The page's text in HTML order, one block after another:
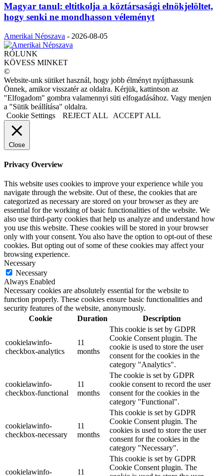
Magyar tanul: eltitkolja a köztársasági elnökjelöltet,
hogy senki ne mondhasson véleményt
Amerikai Népszava - 2026-08-05
RÓLUNK
KÖVESS MINKET
©
Website-unk sütiket használ, hogy jobb élményt nyújthassunk
Önnek, amikor visszatér az oldalra. Kérjük, kattintson az
"Elfogadom" gombra valamennyi süti elfogadásához. Vagy menjen
a "Sütik beállítása" oldalra.
Cookie Settings
REJECT ALL ACCEPT ALL
Close
Privacy Overview
This website uses cookies to improve your experience while you
navigate through the website. Out of these, the cookies that are
categorized as necessary are stored on your browser as they are
essential for the working of basic functionalities of the website. We
also use third-party cookies that help us analyze and understand how
you use this website. These cookies will be stored in your browser
only with your consent. You also have the option to opt-out of these
cookies. But opting out of some of these cookies may affect your
browsing experience.
Necessary
Necessary
Always Enabled
Necessary cookies are absolutely essential for the website to
function properly. These cookies ensure basic functionalities and
security features of the website, anonymously.
Cookie
Duration Description
cookielawinfo-
checkbox-analytics
11
months
This cookie is set by GDPR
Cookie Consent plugin. The
cookie is used to store the user
consent for the cookies in the
category "Analytics".
cookielawinfo-
checkbox-functional
11
months
The cookie is set by GDPR
cookie consent to record the user
consent for the cookies in the
category "Functional".
cookielawinfo-
checkbox-necessary
11
months
This cookie is set by GDPR
Cookie Consent plugin. The
cookies is used to store the user
consent for the cookies in the
category "Necessary".
cookielawinfo-
11
This cookie is set by GDPR
Cookie Consent plugin. The